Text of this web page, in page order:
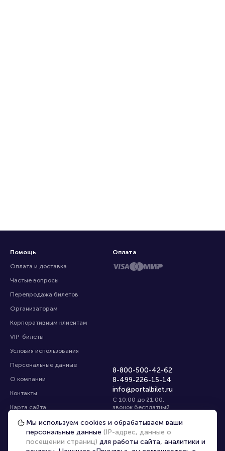
Помощь
Оплата и доставка
Частые вопросы
Перепродажа билетов
Организаторам
Корпоративным клиентам
VIP-билеты
Условия использования
Персональные данные
О компании
Контакты
Карта сайта
Управление cookies
8-800-500-42-62
8-499-226-15-14
info@portalbilet.ru
С 10:00 до 21:00,
звонок бесплатный
Все площадки
Оплата
Главная | Стерлитамак
Мы используем cookies и обрабатываем ваши
персональные данные (IP-адрес, данные о
посещении страниц) для работы сайта, аналитики и